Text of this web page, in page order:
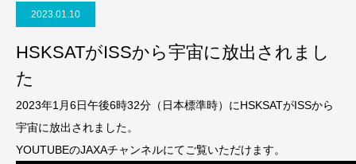
2023.01.10
HSKSATがISSから宇宙に放出されまし
た
2023年1月6日午後6時32分（日本標準時）にHSKSATがISSから
宇宙に放出されました。
YOUTUBEのJAXAチャンネルにてご覧いただけます。